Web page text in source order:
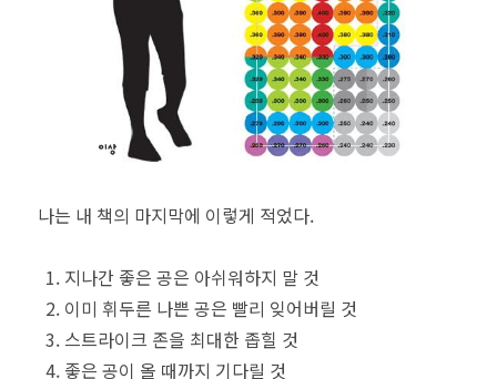
나는 내 책의 마지막에 이렇게 적었다.
지나간 좋은 공은 아쉬워하지 말 것
이미 휘두른 나쁜 공은 빨리 잊어버릴 것
스트라이크 존을 최대한 좁힐 것
좋은 공이 올 때까지 기다릴 것